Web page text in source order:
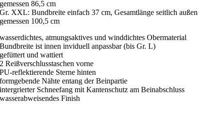
gemessen 86,5 cm
Gr. XXL: Bundbreite einfach 37 cm, Gesamtlänge seitlich außen
gemessen 100,5 cm
wasserdichtes, atmungsaktives und winddichtes Obermaterial
Bundbreite ist innen inviduell anpassbar (bis Gr. L)
gefüttert und wattiert
2 Reißverschlusstaschen vorne
PU-reflektierende Sterne hinten
formgebende Nähte entang der Beinpartie
intergrierter Schneefang mit Kantenschutz am Beinabschluss
wasserabweisendes Finish